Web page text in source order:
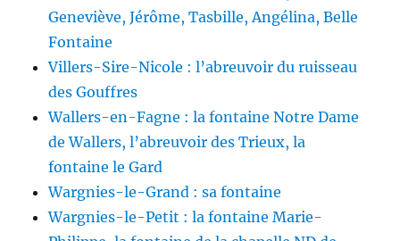
Geneviève, Jérôme, Tasbille, Angélina, Belle
Fontaine
Villers-Sire-Nicole : l’abreuvoir du ruisseau
des Gouffres
Wallers-en-Fagne : la fontaine Notre Dame
de Wallers, l’abreuvoir des Trieux, la
fontaine le Gard
Wargnies-le-Grand : sa fontaine
Wargnies-le-Petit : la fontaine Marie-